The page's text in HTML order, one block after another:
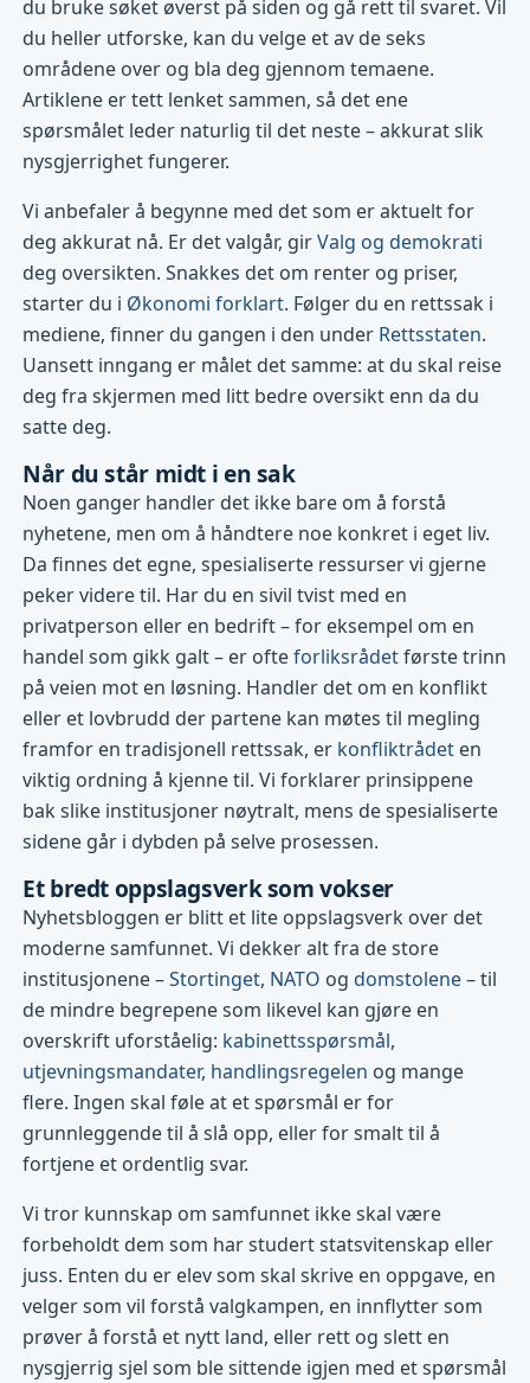
du bruke søket øverst på siden og gå rett til svaret. Vil
du heller utforske, kan du velge et av de seks
områdene over og bla deg gjennom temaene.
Artiklene er tett lenket sammen, så det ene
spørsmålet leder naturlig til det neste – akkurat slik
nysgjerrighet fungerer.
Vi anbefaler å begynne med det som er aktuelt for
deg akkurat nå. Er det valgår, girValg og demokrati
deg oversikten. Snakkes det om renter og priser,
starter du i Økonomi forklart. Følger du en rettssak i
mediene, finner du gangen i den under Rettsstaten.
Uansett inngang er målet det samme: at du skal reise
deg fra skjermen med litt bedre oversikt enn da du
satte deg.
Når du står midt i en sak
Noen ganger handler det ikke bare om å forstå
nyhetene, men om å håndtere noe konkret i eget liv.
Da finnes det egne, spesialiserte ressurser vi gjerne
peker videre til. Har du en sivil tvist med en
privatperson eller en bedrift – for eksempel om en
handel som gikk galt – er ofteforliksrådetførste trinn
på veien mot en løsning. Handler det om en konflikt
eller et lovbrudd der partene kan møtes til megling
framfor en tradisjonell rettssak, er konfliktrådet en
viktig ordning å kjenne til. Vi forklarer prinsippene
bak slike institusjoner nøytralt, mens de spesialiserte
sidene går i dybden på selve prosessen.
Et bredt oppslagsverk som vokser
Nyhetsbloggen er blitt et lite oppslagsverk over det
moderne samfunnet. Vi dekker alt fra de store
institusjonene –Stortinget, NATO ogdomstolene– til
de mindre begrepene som likevel kan gjøre en
overskrift uforståelig: kabinettsspørsmål,
utjevningsmandater, handlingsregelen og mange
flere. Ingen skal føle at et spørsmål er for
grunnleggende til å slå opp, eller for smalt til å
fortjene et ordentlig svar.
Vi tror kunnskap om samfunnet ikke skal være
forbeholdt dem som har studert statsvitenskap eller
juss. Enten du er elev som skal skrive en oppgave, en
velger som vil forstå valgkampen, en innflytter som
prøver å forstå et nytt land, eller rett og slett en
nysgjerrig sjel som ble sittende igjen med et spørsmål